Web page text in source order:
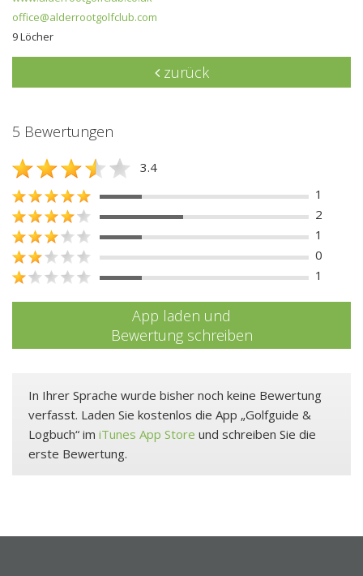
office@alderrootgolfclub.com
9 Löcher
zurück
5 Bewertungen
3.4
1
2
1
0
1
App laden und
Bewertung schreiben
In Ihrer Sprache wurde bisher noch keine Bewertung
verfasst. Laden Sie kostenlos die App „Golfguide &
Logbuch“ im iTunes App Store und schreiben Sie die
erste Bewertung.